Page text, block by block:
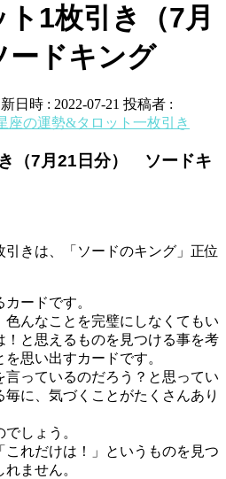
1枚引き（7月
ドキング
日時 : 2022-07-21 投稿者 :
座の運勢&タロット一枚引き
（7月21日分） ソードキ
きは、「ソードのキング」正位
ードです。
んなことを完璧にしなくてもい
！と思えるものを見つける事を考
思い出すカードです。
っているのだろう？と思ってい
に、気づくことがたくさんあり
しょう。
れだけは！」というものを見つ
ません。